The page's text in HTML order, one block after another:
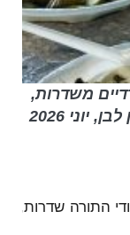
משדרות,
2026